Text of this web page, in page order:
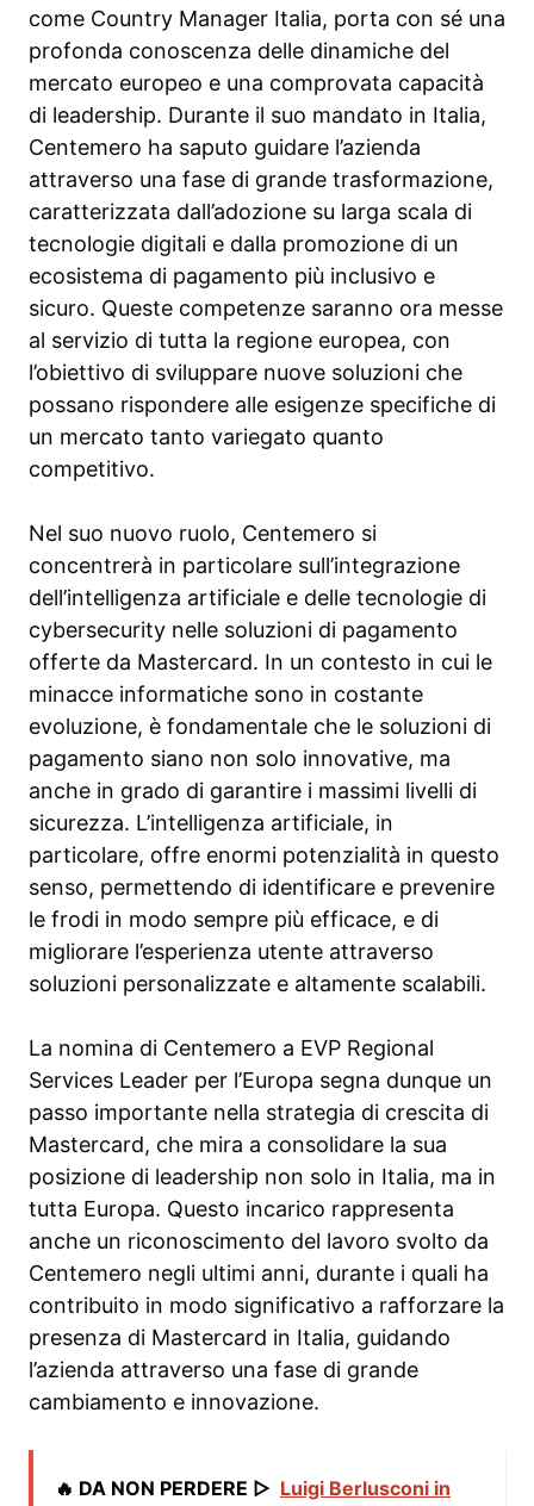
come Country Manager Italia, porta con sé una
profonda conoscenza delle dinamiche del
mercato europeo e una comprovata capacità
di leadership. Durante il suo mandato in Italia,
Centemero ha saputo guidare l’azienda
attraverso una fase di grande trasformazione,
caratterizzata dall’adozione su larga scala di
tecnologie digitali e dalla promozione di un
ecosistema di pagamento più inclusivo e
sicuro. Queste competenze saranno ora messe
al servizio di tutta la regione europea, con
l’obiettivo di sviluppare nuove soluzioni che
possano rispondere alle esigenze specifiche di
un mercato tanto variegato quanto
competitivo.
Nel suo nuovo ruolo, Centemero si
concentrerà in particolare sull’integrazione
dell’intelligenza artificiale e delle tecnologie di
cybersecurity nelle soluzioni di pagamento
offerte da Mastercard. In un contesto in cui le
minacce informatiche sono in costante
evoluzione, è fondamentale che le soluzioni di
pagamento siano non solo innovative, ma
anche in grado di garantire i massimi livelli di
sicurezza. L’intelligenza artificiale, in
particolare, offre enormi potenzialità in questo
senso, permettendo di identificare e prevenire
le frodi in modo sempre più efficace, e di
migliorare l’esperienza utente attraverso
soluzioni personalizzate e altamente scalabili.
La nomina di Centemero a EVP Regional
Services Leader per l’Europa segna dunque un
passo importante nella strategia di crescita di
Mastercard, che mira a consolidare la sua
posizione di leadership non solo in Italia, ma in
tutta Europa. Questo incarico rappresenta
anche un riconoscimento del lavoro svolto da
Centemero negli ultimi anni, durante i quali ha
contribuito in modo significativo a rafforzare la
presenza di Mastercard in Italia, guidando
l’azienda attraverso una fase di grande
cambiamento e innovazione.
🔥 DA NON PERDERE ▷ Luigi Berlusconi in